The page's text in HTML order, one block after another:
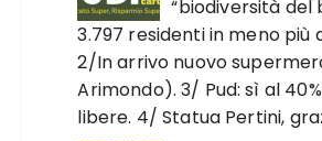
“biodiversità del
3.797 residenti in meno più
2/In arrivo nuovo
Arimondo). 3/ Pud: sì al
libere. 4/ Statua Pertini,